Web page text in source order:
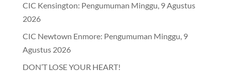
CIC Kensington: Pengumuman Minggu, 9 Agustus
2026
CIC Newtown Enmore: Pengumuman Minggu, 9
Agustus 2026
DON’T LOSE YOUR HEART!